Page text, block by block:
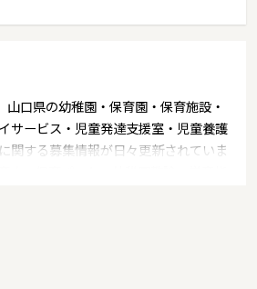
山口県の幼稚園・保育園・保育施設・
サービス・児童発達支援室・児童養護
関する募集情報が日々更新されていま